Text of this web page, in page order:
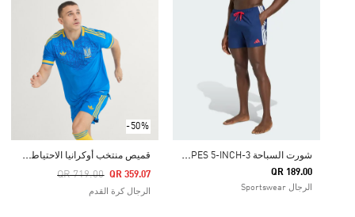
ش
ورت السباحة 3-STRIPES 5-INCH
QR 189.00
الرجال Sportswear
-50%
ق
ميص منتخب أوكرانيا الاحتياطي الأصلي لعام 2026
Price Reduced From
QR 719.00
To QR 359.07
الرجال كرة القدم